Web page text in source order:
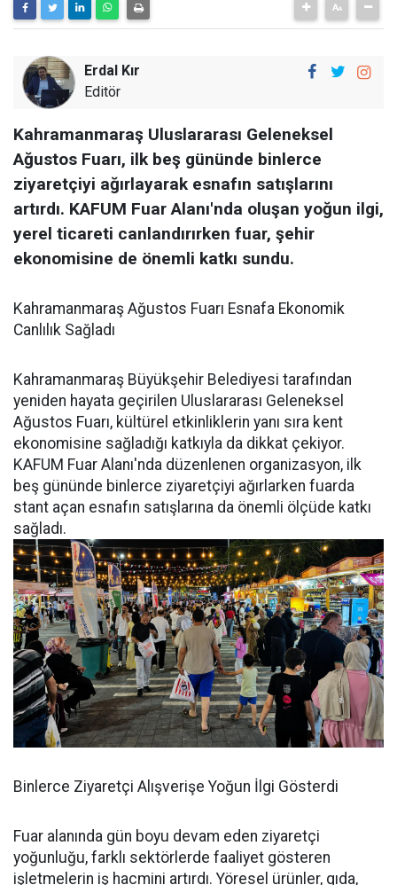
Erdal Kır
Editör
Kahramanmaraş Uluslararası Geleneksel
Ağustos Fuarı, ilk beş gününde binlerce
ziyaretçiyi ağırlayarak esnafın satışlarını
artırdı. KAFUM Fuar Alanı'nda oluşan yoğun ilgi,
yerel ticareti canlandırırken fuar, şehir
ekonomisine de önemli katkı sundu.
Kahramanmaraş Ağustos Fuarı Esnafa Ekonomik
Canlılık Sağladı
Kahramanmaraş Büyükşehir Belediyesi tarafından
yeniden hayata geçirilen Uluslararası Geleneksel
Ağustos Fuarı, kültürel etkinliklerin yanı sıra kent
ekonomisine sağladığı katkıyla da dikkat çekiyor.
KAFUM Fuar Alanı'nda düzenlenen organizasyon, ilk
beş gününde binlerce ziyaretçiyi ağırlarken fuarda
stant açan esnafın satışlarına da önemli ölçüde katkı
sağladı.
Binlerce Ziyaretçi Alışverişe Yoğun İlgi Gösterdi
Fuar alanında gün boyu devam eden ziyaretçi
yoğunluğu, farklı sektörlerde faaliyet gösteren
işletmelerin iş hacmini artırdı. Yöresel ürünler, gıda,